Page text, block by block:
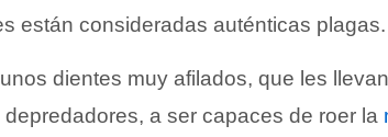
están consideradas auténticas plagas.
dientes muy afilados, que les
a ser capaces de roer la